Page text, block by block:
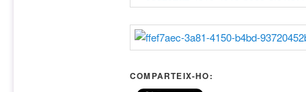
COMPARTEIX-HO: